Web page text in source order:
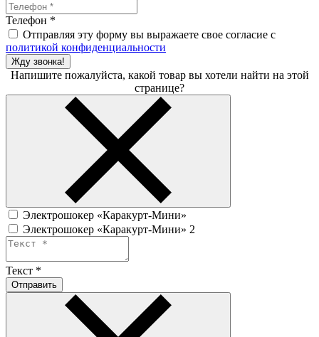
Телефон *
Отправляя эту форму вы выражаете свое согласие с
политикой конфиденциальности
Жду звонка!
Напишите пожалуйста, какой товар вы хотели найти на этой
странице?
Электрошокер «Каракурт-Мини»
Электрошокер «Каракурт-Мини» 2
Текст *
Отправить